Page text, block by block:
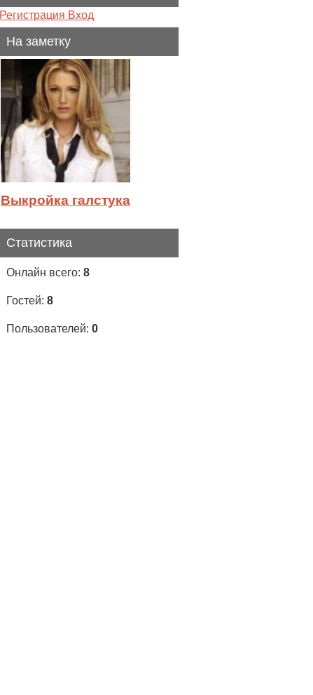
Регистрация Вход
На заметку
Выкройка галстука
Статистика
Онлайн всего: 8
Гостей: 8
Пользователей: 0